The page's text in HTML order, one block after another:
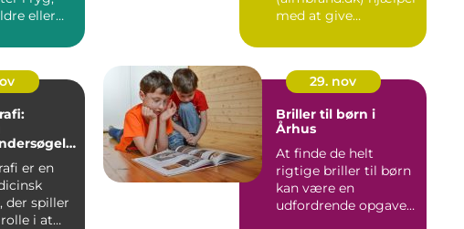
eller
med at give
pludseligt ...
er en
der spiller
i at
29. nov
Briller til børn i
Århus
At finde de helt
rigtige briller til børn
kan være en
udfordrende opgave